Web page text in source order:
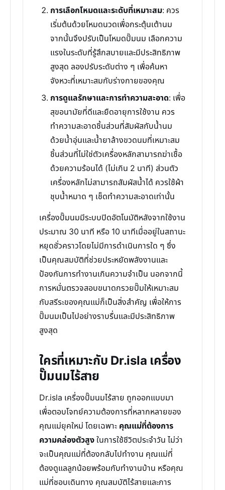
การเลือกโหมดและระดับที่เหมาะสม: ควร
เริ่มต้นด้วยโหมดนวดเพื่อกระตุ้นเต้านม
จากนั้นจึงปรับเป็นโหมดปั๊มนม เลือกความ
แรงในระดับที่รู้สึกสบายและมีประสิทธิภาพ
สูงสุด ลองปรับระดับต่าง ๆ เพื่อค้นหา
จังหวะที่เหมาะสมกับร่างกายของคุณ
การดูแลรักษาและการทำความสะอาด: เพื่อ
สุขอนามัยที่ดีและยืดอายุการใช้งาน ควร
ทำความสะอาดชิ้นส่วนที่สัมผัสกับน้ำนม
ด้วยน้ำอุ่นและน้ำยาล้างขวดนมที่เหมาะสม
ชิ้นส่วนที่ไม่ใช่ตัวเครื่องหลักสามารถฆ่าเชื้อ
ด้วยความร้อนได้ (ไม่เกิน 2 นาที) ส่วนตัว
เครื่องหลักไม่สามารถสัมผัสน้ำได้ ควรใช้ผ้า
ชุบน้ำหมาด ๆ เช็ดทำความสะอาดเท่านั้น
เครื่องปั๊มนมมีระบบปิดอัตโนมัติหลังจากใช้งาน
ประมาณ 30 นาที หรือ 10 นาทีเมื่ออยู่ในสถานะ
หยุดชั่วคราวโดยไม่มีการดำเนินการใด ๆ ซึ่ง
เป็นคุณสมบัติที่ช่วยประหยัดพลังงานและ
ป้องกันการทำงานเกินความจำเป็น นอกจากนี้
การหมั่นตรวจสอบขนาดกรวยปั๊มให้เหมาะสม
กับสรีระของคุณแม่ก็เป็นสิ่งสำคัญ เพื่อให้การ
ปั๊มนมเป็นไปอย่างราบรื่นและมีประสิทธิภาพ
สูงสุด
ใครที่เหมาะกับ Dr.isla เครื่อง
ปั๊มนมไร้สาย
Dr.isla เครื่องปั๊มนมไร้สาย ถูกออกแบบมา
เพื่อตอบโจทย์ความต้องการที่หลากหลายของ
คุณแม่ยุคใหม่ โดยเฉพาะ คุณแม่ที่ต้องการ
ความคล่องตัวสูงในการใช้ชีวิตประจำวัน ไม่ว่า
จะเป็นคุณแม่ที่ต้องกลับไปทำงาน คุณแม่ที่
ต้องดูแลลูกน้อยพร้อมกับทำงานบ้าน หรือคุณ
แม่ที่ชอบเดินทาง คุณสมบัติไร้สายและการ